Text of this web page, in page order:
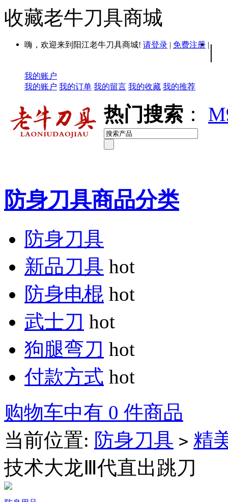
收藏老牛刀具商城
嗨，欢迎来到阳江老牛刀具商城! 请登录 | 免费注册 | |
我的账户
我的账户 我的订单 我的留言 我的收藏 我的推荐
热门搜索 ：
防身刀具商品分类
防身刀具
新品刀具 hot
防身电棍 hot
武士刀 hot
狗腿弯刀 hot
付款方式 hot
购物车中有 0 件商品
当前位置: 防身刀具 > 精
技术大龙Ⅲ代直出跳刀